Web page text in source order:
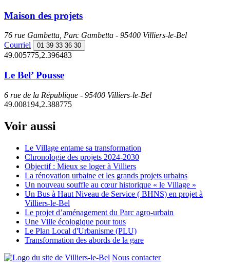
Maison des projets
76 rue Gambetta, Parc Gambetta - 95400 Villiers-le-Bel
Courriel
01 39 33 36 30
49.005775,2.396483
Le Bel’ Pousse
6 rue de la République - 95400 Villiers-le-Bel
49.008194,2.388775
Voir aussi
Le Village entame sa transformation
Chronologie des projets 2024-2030
Objectif : Mieux se loger à Villiers
La rénovation urbaine et les grands projets urbains
Un nouveau souffle au cœur historique « le Village »
Un Bus à Haut Niveau de Service ( BHNS) en projet à
Villiers-le-Bel
Le projet d’aménagement du Parc agro-urbain
Une Ville écologique pour tous
Le Plan Local d'Urbanisme (PLU)
Transformation des abords de la gare
Nous contacter